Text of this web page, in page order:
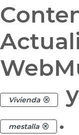
Vivienda
mestalla .